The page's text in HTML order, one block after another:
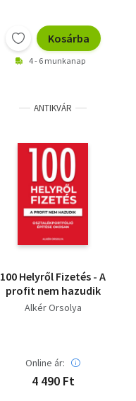
Kosárba
4 - 6 munkanap
ANTIKVÁR
100 Helyről Fizetés - A
profit nem hazudik
Alkér Orsolya
Online ár:
4 490 Ft